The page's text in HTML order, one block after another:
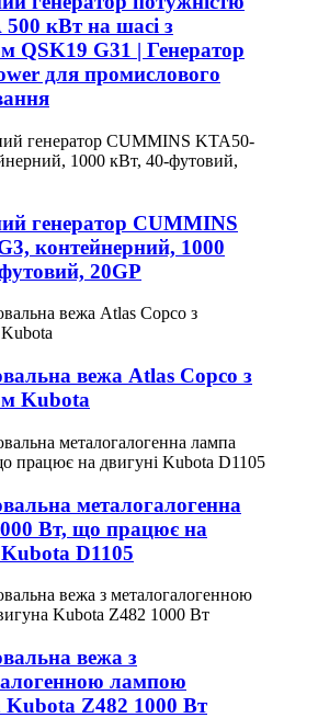
кВт на шасі з
QSK19 G31 | Генератор
для промислового
генератор CUMMINS
контейнерний, 1000
20GP
вежа Atlas Copco з
Kubota
металогалогенна
Вт, що працює на
Kubota D1105
вежа з
лампою
Kubota Z482 1000 Вт